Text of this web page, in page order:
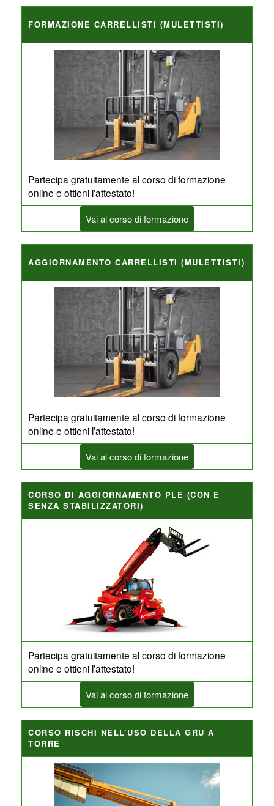
FORMAZIONE CARRELLISTI (MULETTISTI)
Partecipa gratuitamente al corso di formazione
online e ottieni l’attestato!
Vai al corso di formazione
AGGIORNAMENTO CARRELLISTI (MULETTISTI)
Partecipa gratuitamente al corso di formazione
online e ottieni l’attestato!
Vai al corso di formazione
CORSO DI AGGIORNAMENTO PLE (CON E
SENZA STABILIZZATORI)
Partecipa gratuitamente al corso di formazione
online e ottieni l’attestato!
Vai al corso di formazione
CORSO RISCHI NELL’USO DELLA GRU A
TORRE